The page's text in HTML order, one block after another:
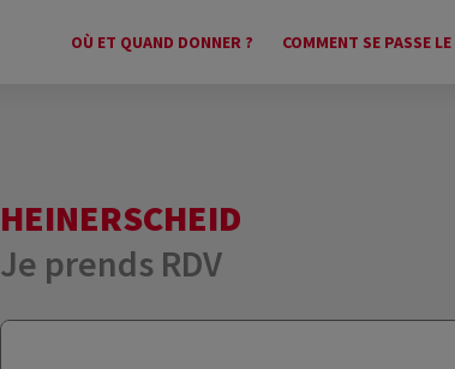
OÙ ET QUAND DONNER ? COMMENT SE PASSE
HEINERSCHEID
Je prends RDV